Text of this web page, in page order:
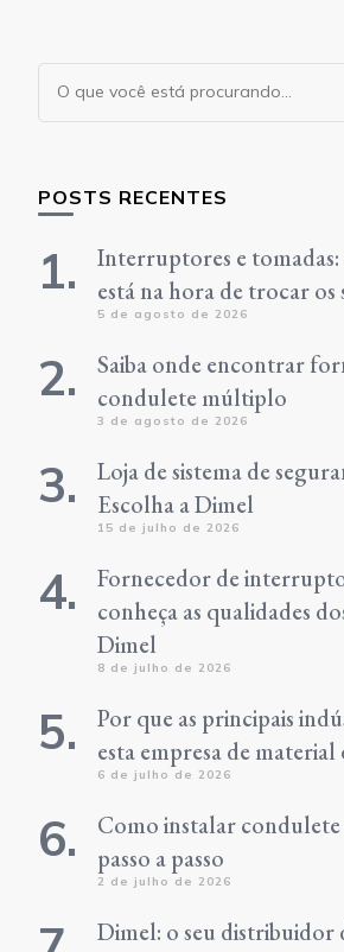
Procurando
algo?
POSTS RECENTES
Interruptores e tomadas:
está na hora de trocar os
5 de agosto de 2026
Saiba onde encontrar
condulete múltiplo
3 de agosto de 2026
Loja de sistema de
Escolha a Dimel
15 de julho de 2026
Fornecedor de
conheça as qualidades
Dimel
8 de julho de 2026
Por que as principais
esta empresa de
6 de julho de 2026
Como instalar
passo a passo
2 de julho de 2026
Dimel: o seu distribuidor